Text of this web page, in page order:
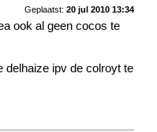
Geplaatst: 20 jul 2010 13:34
ook al geen cocos te
delhaize ipv de colroyt te